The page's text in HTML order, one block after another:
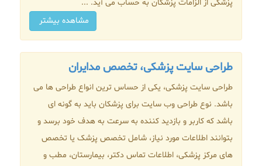
پزشکی از الزامات پزشکان به حساب می آید. ...
مشاهده بیشتر
طراحی سایت پزشکی، تخصص مدایران
طراحی سایت پزشکی، یکی از حساس ترین انواع طراحی ها می
باشد. نوع طراحی وب سایت برای پزشکان باید به گونه ای
باشد که کاربر و بازدید کننده به سرعت به هدف خود برسد و
بتوانند اطلاعات مورد نیاز، شامل تخصص پزشک یا تخصص
های مرکز پزشکی، اطلاعات تماس دکتر، بیمارستان، مطب و